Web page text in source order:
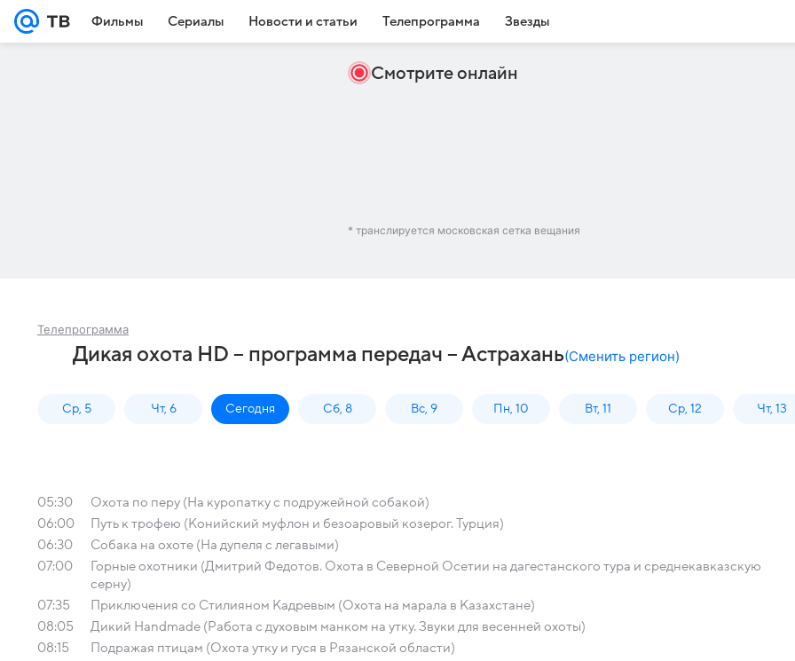
Фильмы Сериалы Новости и статьи Телепрограмма Звезды
Смотрите онлайн
* транслируется московская сетка вещания
Телепрограмма
Дикая охота HD – программа передач – Астрахань(Сменить регион)
Ср, 5 Чт, 6 Сегодня Сб, 8 Вс, 9 Пн, 10 Вт, 11 Ср, 12 Чт, 13
05:30
Охота по перу (На куропатку с подружейной собакой)
06:00
Путь к трофею (Конийский муфлон и безоаровый козерог. Турция)
06:30
Собака на охоте (На дупеля с легавыми)
07:00
Горные охотники (Дмитрий Федотов. Охота в Северной Осетии на дагестанского тура и среднекавказскую
серну)
07:35
Приключения со Стилияном Кадревым (Охота на марала в Казахстане)
08:05
Дикий Handmade (Работа с духовым манком на утку. Звуки для весенней охоты)
08:15
Подражая птицам (Охота утку и гуся в Рязанской области)